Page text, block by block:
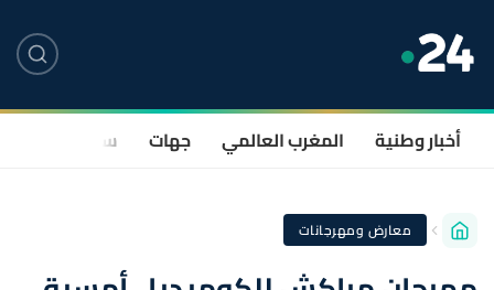
أخبار وطنية المغرب العالمي جهات سياسة
معارض ومهرجانات